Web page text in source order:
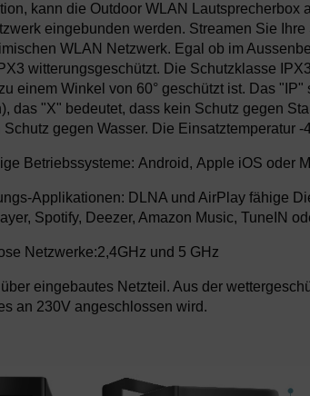
kann die Outdoor WLAN Lautsprecherbox
eingebunden werden. Streamen Sie
WLAN Netzwerk. Egal ob im
witterungsgeschützt. Die Schutzklasse
einem Winkel von 60° geschützt ist. Das
das "X" bedeutet, dass kein Schutz gegen
gegen Wasser. Die Einsatztemperatur -
Betriebssysteme: Android, Apple iOS oder
Applikationen: DLNA und AirPlay fähige
Spotify, Deezer, Amazon Music, TuneIN
Netzwerke:2,4GHz und 5 GHz
eingebautes Netzteil. Aus der
an 230V angeschlossen wird.